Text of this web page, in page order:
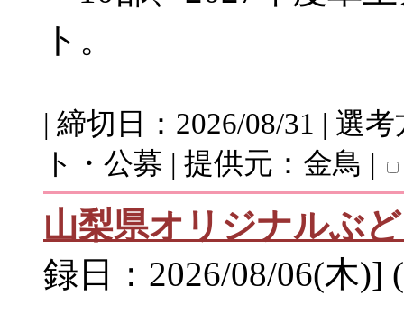
ト。
| 締切日：2026/08/31 | 選
ト・公募 | 提供元：金鳥 |
山梨県オリジナルぶ
録日：2026/08/06(木)]